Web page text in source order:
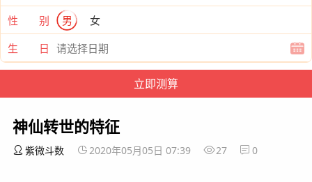
性 别
男
女
生 日
神仙转世的特征
紫微斗数 2020年05月05日 07:39 27 0